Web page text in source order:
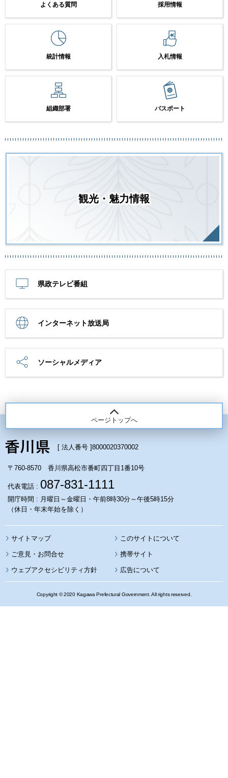
よくある質問 採用情報
統計情報 入札情報
組織部署 パスポート
観光・魅力情報
県政テレビ番組
インターネット放送局
ソーシャルメディア
ページトップへ
[ 法人番号 ]8000020370002
〒760-8570 香川県高松市番町四丁目1番10号
代表電話 : 087-831-1111
開庁時間 : 月曜日～金曜日・午前8時30分～午後5時15分
（休日・年末年始を除く）
サイトマップ このサイトについて
携帯サイト
ウェブアクセシビリティ方針 広告について
Copyright © 2020 Kagawa Prefectural Government. All rights reserved.